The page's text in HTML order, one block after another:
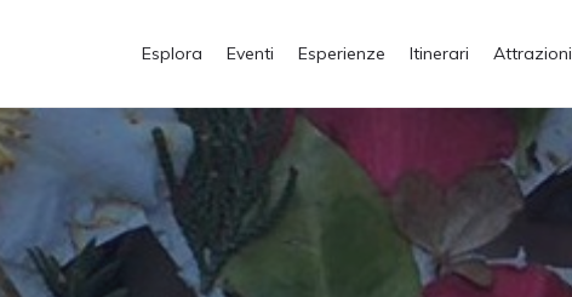
Esplora Eventi Esperienze Itinerari Attrazioni